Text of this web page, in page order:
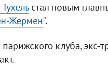
стал новым
Жермен".
клуба, экс-